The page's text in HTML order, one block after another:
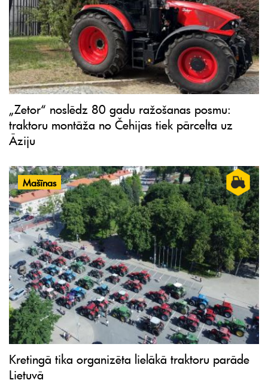
„Zetor“ noslēdz 80 gadu ražošanas posmu:
traktoru montāža no Čehijas tiek pārcelta uz
Āziju
Mašīnas
Kretingā tika organizēta lielākā traktoru parāde
Lietuvā